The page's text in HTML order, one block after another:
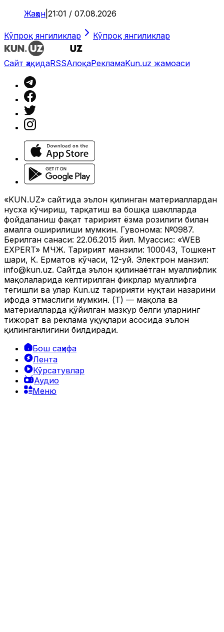
Жаҳон 21:01 / 07.08.2026
Кўпроқ янгиликлар Кўпроқ янгиликлар
Сайт ҳақидаRSSАлоқаРекламаKun.uz жамоаси
«KUN.UZ» сайтида эълон қилинган материаллардан
нусха кўчириш, тарқатиш ва бошқа шаклларда
фойдаланиш фақат таҳририят ёзма розилиги билан
амалга оширилиши мумкин. Гувоҳнома: №0987.
Берилган санаси: 22.06.2015 йил. Муассис: «WEB
EXPERT» МЧЖ. Таҳририят манзили: 100043, Тошкент
шаҳри, К. Ерматов кўчаси, 12-уй. Электрон манзил:
info@kun.uz. Сайтда эълон қилинаётган муаллифлик
мақолаларида келтирилган фикрлар муаллифга
тегишли ва улар Kun.uz таҳририяти нуқтаи назарини
ифода этмаслиги мумкин. (Т) — мақола ва
материалларда қўйилган мазкур белги уларнинг
тижорат ва реклама ҳуқуқлари асосида эълон
қилинганлигини билдиради.
Бош саҳифа
Лента
Кўрсатувлар
Аудио
Меню